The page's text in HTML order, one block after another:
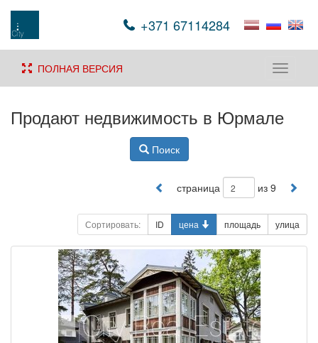
+371 67114284
Toggle
ПОЛНАЯ ВЕРСИЯ
Продают недвижимость в Юрмале
Поиск
страница из 9
Сортировать: ID цена площадь улица